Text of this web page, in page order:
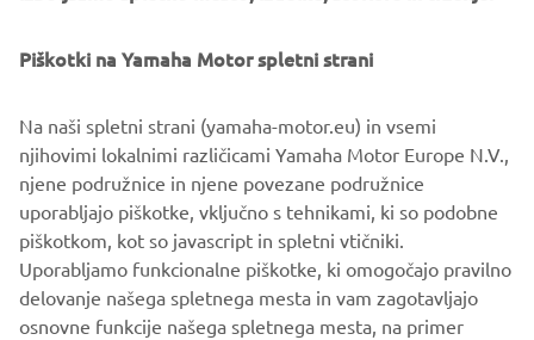
katerem želite uživati dlje časa.
ribiška točka, ki ju pogosteje uporabljajo profesionalci pri
ribarjenju, fotografiji ali drugih dejavnostih, ki zahtevajo
popolno natančnost v mirovanju.
1
Piškotki na Yamaha Motor spletni strani
Na naši spletni strani (yamaha-motor.eu) in vsemi
njihovimi lokalnimi različicami Yamaha Motor Europe N.V.,
njene podružnice in njene povezane podružnice
uporabljajo piškotke, vključno s tehnikami, ki so podobne
piškotkom, kot so javascript in spletni vtičniki.
Uporabljamo funkcionalne piškotke, ki omogočajo pravilno
delovanje našega spletnega mesta in vam zagotavljajo
osnovne funkcije našega spletnega mesta, na primer